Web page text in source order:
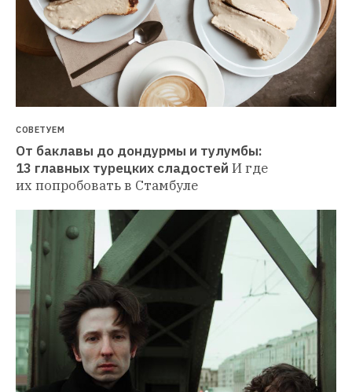
СОВЕТУЕМ
От баклавы до дондурмы и тулумбы:
13 главных турецких сладостей И где
их попробовать в Стамбуле